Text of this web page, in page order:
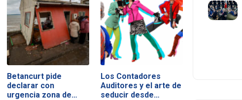
Betancurt pide
declarar con
urgencia zona de…
Los Contadores
Auditores y el arte de
seducir desde…